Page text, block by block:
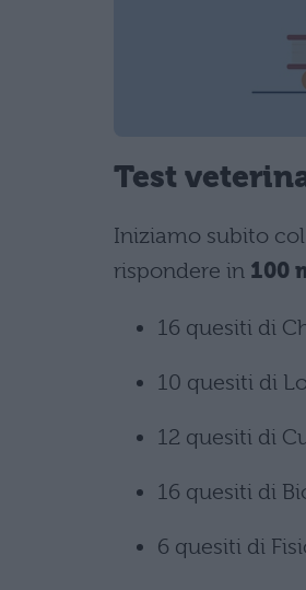
Test
Iniziamo subito
rispondere in 100
16 quesiti di
10 quesiti di
12 quesiti di
16 quesiti di
6 quesiti di